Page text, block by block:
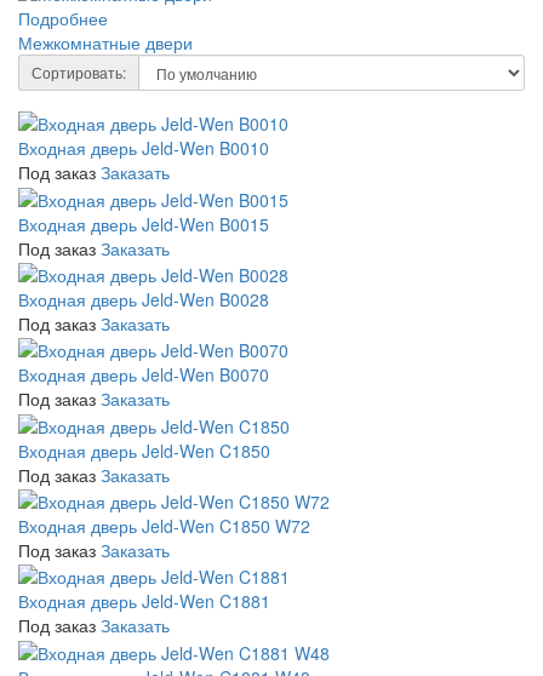
Подробнее
Межкомнатные двери
Сортировать:
Входная дверь Jeld-Wen B0010
Под заказ Заказать
Входная дверь Jeld-Wen B0015
Под заказ Заказать
Входная дверь Jeld-Wen B0028
Под заказ Заказать
Входная дверь Jeld-Wen B0070
Под заказ Заказать
Входная дверь Jeld-Wen C1850
Под заказ Заказать
Входная дверь Jeld-Wen C1850 W72
Под заказ Заказать
Входная дверь Jeld-Wen C1881
Под заказ Заказать